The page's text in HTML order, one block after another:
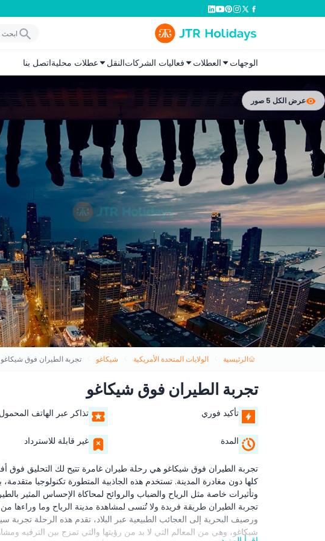
الوجهات العطلات فعاليات الشركاتالنقل عطلات محليةاتصل بنا
عرض الكل 5 صور
الرئيسية الولايات المتحدة الأمريكية شيكاغو تجربة الطيران فوق شيكاغو
تجربة الطيران فوق شيكاغو
تأكيد فوري تذاكر عبر الهاتف المحمول
المدة غير قابلة للاسترداد
تجربة الطيران فوق شيكاغو هي رحلة طيران غامرة تتيح لك التحليق فوق أفق
وتأثيرات خاصة مثل الرياح والضباب والروائح لمحاكاة الإحساس المثير
تجربة الطيران طريقة فريدة ولا تُنسى لمشاهدة مدينة الرياح وما وراءها
ورصيف البحرية إلى العجائب الطبيعية عبر البلاد، تقدم هذه الرحلة
شيكاغو، وهي من المعالم التي لا بد من رؤيتها والتي تمزج بين الترفيه